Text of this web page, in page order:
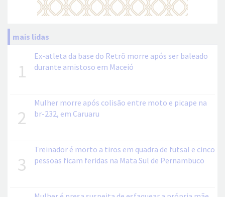
mais lidas
1
Ex-atleta da base do Retrô morre após ser baleado
durante amistoso em Maceió
2
Mulher morre após colisão entre moto e picape na
br-232, em Caruaru
3
Treinador é morto a tiros em quadra de futsal e cinco
pessoas ficam feridas na Mata Sul de Pernambuco